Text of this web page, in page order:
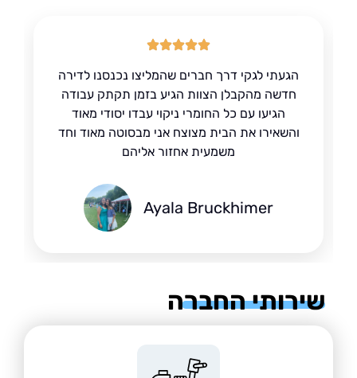
הגעתי לגקי דרך חברים שהמליצו נכנסנו לדירה
חדשה מהקבלן הצוות הגיע בזמן תקתק עבודה
הגיעו עם כל החומרי ניקוי עבדו יסודי מאוד
והשאירו את הבית מצוצח אני מבסוטה מאוד וחד
משמעית אחזור אליהם
Ayala Bruckhimer
החברה